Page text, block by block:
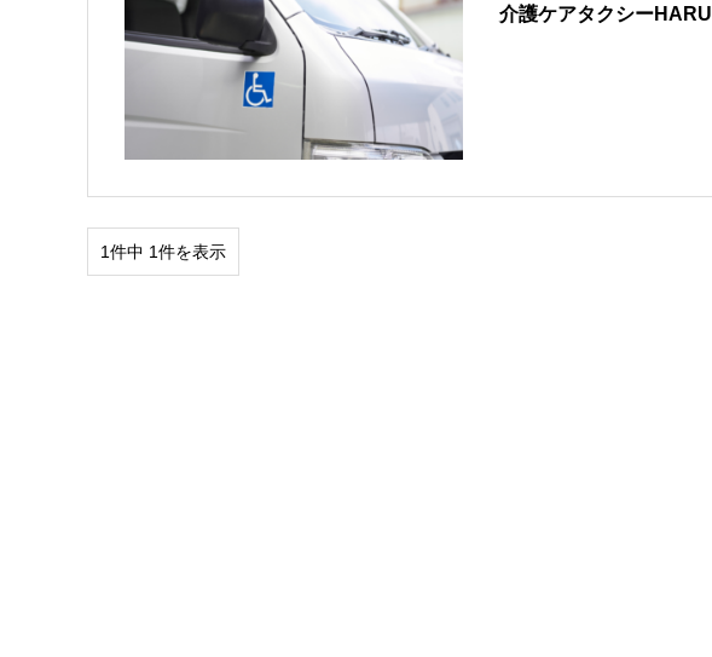
介護ケアタクシーHARU
1件中 1件を表示